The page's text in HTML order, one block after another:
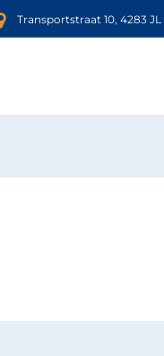
Transportstraat 10, 4283 JL